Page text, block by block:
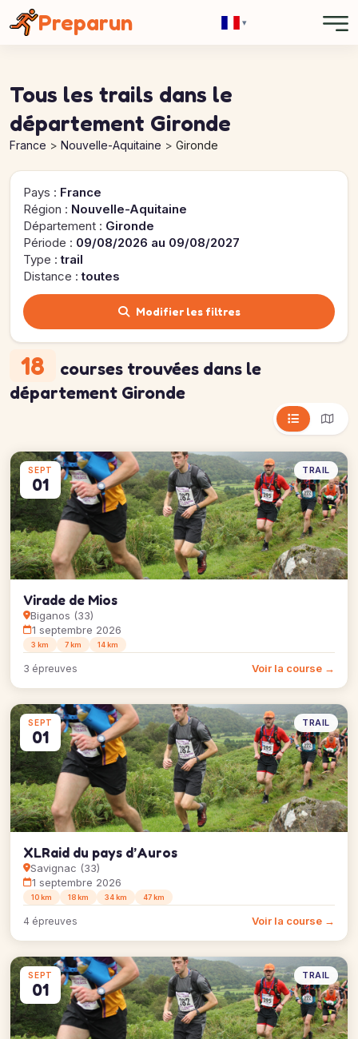
Preparun ▾
Tous les trails dans le
département Gironde
France Nouvelle-Aquitaine Gironde
Pays : France
Région : Nouvelle-Aquitaine
Département : Gironde
Période : 09/08/2026 au 09/08/2027
Type :trail
Distance :toutes
Modifier les filtres
18 courses trouvées dans le
département Gironde
SEPT
01
TRAIL
Virade de Mios
Biganos (33)
1 septembre 2026
3 km 7 km 14 km
3 épreuves Voir la course →
SEPT
01
TRAIL
XLRaid du pays d’Auros
Savignac (33)
1 septembre 2026
10 km 18 km 34 km 47 km
4 épreuves Voir la course →
SEPT
01
TRAIL
Panneau de gestion des cookies